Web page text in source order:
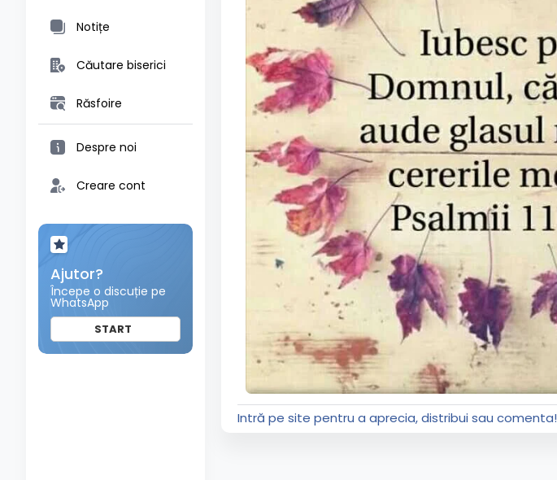
Notițe
Căutare biserici
Răsfoire
Despre noi
Creare cont
Ajutor?
Începe o discuție pe
WhatsApp
START
Intră pe site pentru a aprecia, distribui sau comenta!